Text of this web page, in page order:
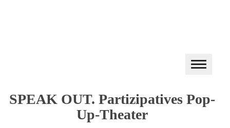
SPEAK OUT. Partizipatives Pop-
Up-Theater